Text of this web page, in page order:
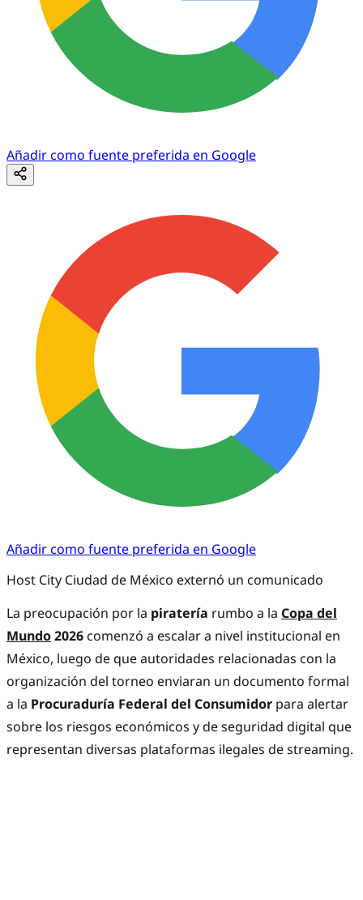
Añadir como fuente preferida en Google
Añadir como fuente preferida en Google
Host City Ciudad de México externó un comunicado
La preocupación por la piratería rumbo a la Copa del
Mundo2026 comenzó a escalar a nivel institucional en
México, luego de que autoridades relacionadas con la
organización del torneo enviaran un documento formal
a la Procuraduría Federal del Consumidor para alertar
sobre los riesgos económicos y de seguridad digital que
representan diversas plataformas ilegales de streaming.